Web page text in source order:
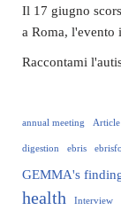
Il 17 giugno
a Roma, l'evento
Raccontami
annual meeting Article
digestion ebris
GEMMA's
health Interview